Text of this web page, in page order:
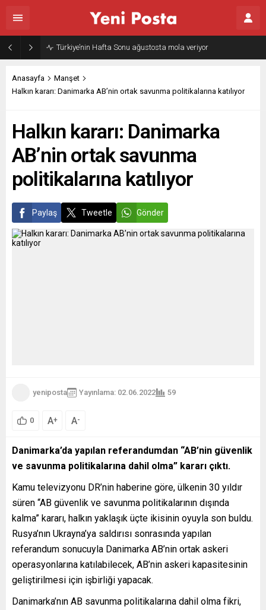
Türkiye’nin Hafta Sonu ağustosta mola veriyor
Anasayfa
Manşet
Halkın kararı: Danimarka AB’nin ortak savunma politikalarına katılıyor
Halkın kararı: Danimarka
AB’nin ortak savunma
politikalarına katılıyor
Paylaş Tweetle Gönder
yeniposta Yayınlama: 02.06.2022 59
0 A+ A-
Danimarka’da yapılan referandumdan “AB’nin güvenlik
ve savunma politikalarına dahil olma” kararı çıktı.
Kamu televizyonu DR’nin haberine göre, ülkenin 30 yıldır
süren “AB güvenlik ve savunma politikalarının dışında
kalma” kararı, halkın yaklaşık üçte ikisinin oyuyla son buldu.
Rusya’nın Ukrayna’ya saldırısı sonrasında yapılan
referandum sonucuyla Danimarka AB’nin ortak askeri
operasyonlarına katılabilecek, AB’nin askeri kapasitesinin
geliştirilmesi için işbirliği yapacak.
Danimarka’nın AB savunma politikalarına dahil olma fikri,